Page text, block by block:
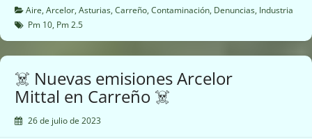
Arcelor
Mittal
en
Carreño
Aire, Arcelor, Asturias, Carreño, Contaminación, Denuncias, Industria
Pm 10, Pm 2.5
☠️ Nuevas emisiones Arcelor
Mittal en Carreño ☠️
26 de julio de 2023